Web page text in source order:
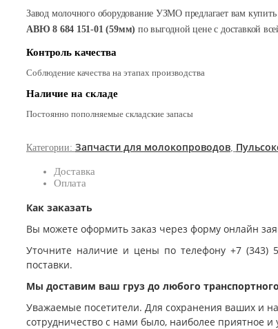
Завод молочного оборудование УЗМО предлагает вам
АВЮ 8 684 151-01 (59мм) по выгодной цене с доставкой
Контроль качества
Соблюдение качества на этапах производства
Наличие на складе
Постоянно пополняемые складские запасы
Категории: Запчасти для молокопроводов
Доставка
Оплата
Как заказать
Вы можете оформить заказ через форму онлайн
Уточните наличие и цены по телефону +7 (343)
поставки.
Мы доставим ваш груз до любого
Уважаемые посетители. Для сохранения ваших и
сотрудничество с нами было, наиболее приятное